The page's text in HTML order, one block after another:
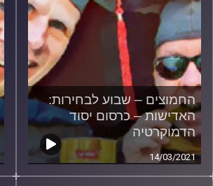
החמוצים – שבוע לבחירות:
האדישות – כרסום יסוד
הדמוקרטיה
14/03/2021